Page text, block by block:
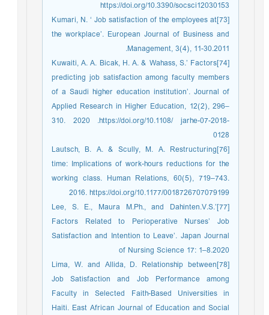
https://doi.org/10.3390/socsci12030153
[73]Kumari, N. ‘ Job satisfaction of the employees at
the workplace’. European Journal of Business and
Management, 3(4), 11-30.2011.
[74]Kuwaiti, A. A. Bicak, H. A. & Wahass, S.’ Factors
predicting job satisfaction among faculty members
of a Saudi higher education institution’. Journal of
Applied Research in Higher Education, 12(2), 296–
310. 2020 .https://doi.org/10.1108/ jarhe-07-2018-
0128
[76]Lautsch, B. A. & Scully, M. A. Restructuring
time: Implications of work-hours reductions for the
working class. Human Relations, 60(5), 719–743.
2016. https://doi.org/10.1177/0018726707079199
[77]Lee, S. E., Maura M.Ph., and Dahinten.V.S.’
Factors Related to Perioperative Nurses’ Job
Satisfaction and Intention to Leave’. Japan Journal
of Nursing Science 17: 1–8.2020
[78]Lima, W. and Allida, D. Relationship between
Job Satisfaction and Job Performance among
Faculty in Selected Faith-Based Universities in
Haiti. East African Journal of Education and Social